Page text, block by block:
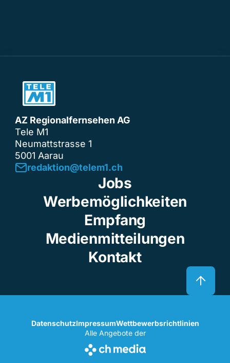
AZ Regionalfernsehen AG
Tele M1
Neumattstrasse 1
5001 Aarau
redaktion@telem1.ch
Jobs
Werbemöglichkeiten
Empfang
Medienmitteilungen
Kontakt
DatenschutzImpressumWettbewerbsrichtlinien
Alle Angebote der